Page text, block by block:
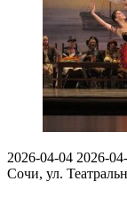
2026-04-04 2026-
Сочи, ул.